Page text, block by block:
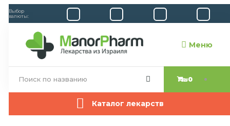
Выбор
валюты:
Меню
₪0
Каталог лекарств